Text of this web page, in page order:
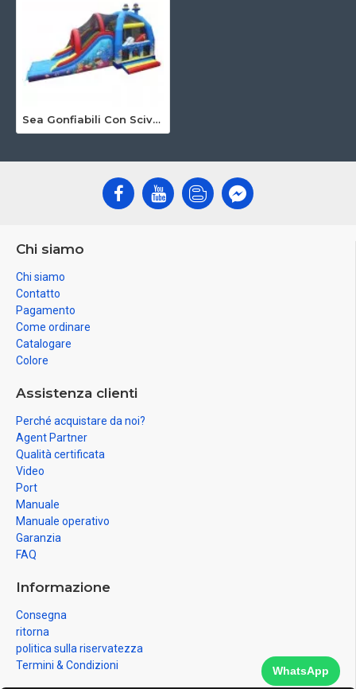
Sea Gonfiabili Con Scivolo
Chi siamo
Chi siamo
Contatto
Pagamento
Come ordinare
Catalogare
Colore
Assistenza clienti
Perché acquistare da noi?
Agent Partner
Qualità certificata
Video
Port
Manuale
Manuale operativo
Garanzia
FAQ
Informazione
Consegna
ritorna
politica sulla riservatezza
Termini & Condizioni
WhatsApp